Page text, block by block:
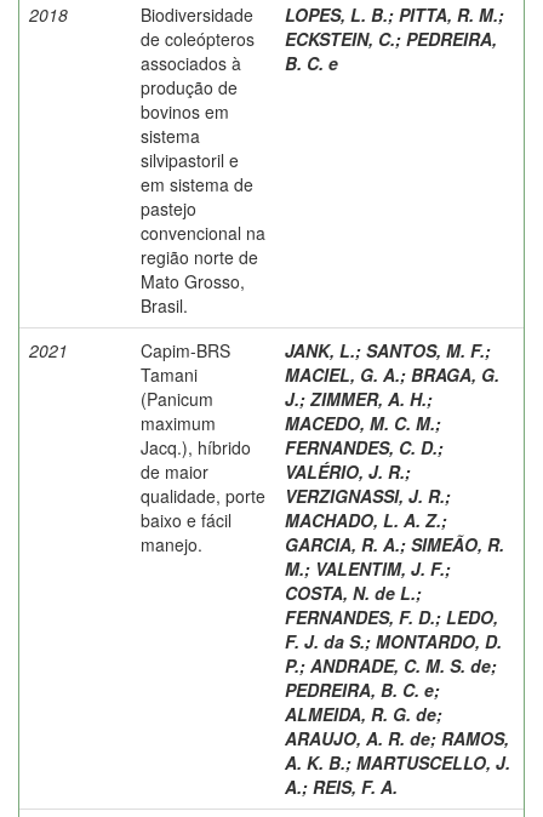
2018
Biodiversidade
de coleópteros
associados à
produção de
bovinos em
sistema
silvipastoril e
em sistema de
pastejo
convencional na
região norte de
Mato Grosso,
Brasil.
LOPES, L. B.; PITTA, R. M.;
ECKSTEIN, C.; PEDREIRA,
B. C. e
2021
Capim-BRS
Tamani
(Panicum
maximum
Jacq.), híbrido
de maior
qualidade, porte
baixo e fácil
manejo.
JANK, L.; SANTOS, M. F.;
MACIEL, G. A.; BRAGA, G.
J.; ZIMMER, A. H.;
MACEDO, M. C. M.;
FERNANDES, C. D.;
VALÉRIO, J. R.;
VERZIGNASSI, J. R.;
MACHADO, L. A. Z.;
GARCIA, R. A.; SIMEÃO, R.
M.; VALENTIM, J. F.;
COSTA, N. de L.;
FERNANDES, F. D.; LEDO,
F. J. da S.; MONTARDO, D.
P.; ANDRADE, C. M. S. de;
PEDREIRA, B. C. e;
ALMEIDA, R. G. de;
ARAUJO, A. R. de; RAMOS,
A. K. B.; MARTUSCELLO, J.
A.; REIS, F. A.